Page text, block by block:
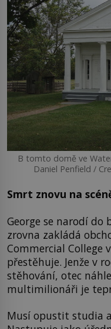
B tomto domě ve
Daniel Penfield /
Smrt znovu na
George se narodí do
zrovna zakládá
Commercial College
přestěhuje. Jenže v
stěhování, otec
multimilionáři je
Musí opustit studia